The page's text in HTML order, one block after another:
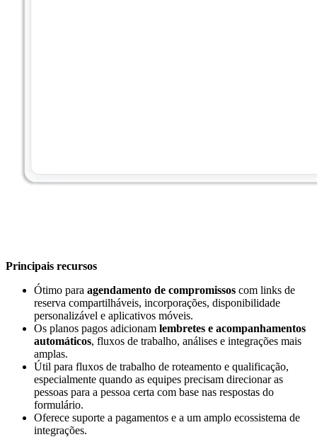
Principais recursos
Ótimo para agendamento de compromissos com links de
reserva compartilháveis, incorporações, disponibilidade
personalizável e aplicativos móveis.
Os planos pagos adicionam lembretes e acompanhamentos
automáticos, fluxos de trabalho, análises e integrações mais
amplas.
Útil para fluxos de trabalho de roteamento e qualificação,
especialmente quando as equipes precisam direcionar as
pessoas para a pessoa certa com base nas respostas do
formulário.
Oferece suporte a pagamentos e a um amplo ecossistema de
integrações.